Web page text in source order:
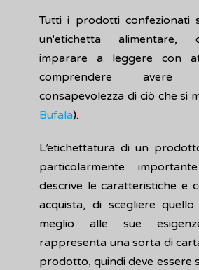
Tutti i prodotti confezionati
un'etichetta alimentare,
imparare a leggere con
comprendere
consapevolezza di ciò che si
Bufala).
L’etichettatura di un
particolarmente
descrive le caratteristiche e
acquista, di scegliere
meglio alle sue
rappresenta una sorta di
prodotto, quindi deve essere